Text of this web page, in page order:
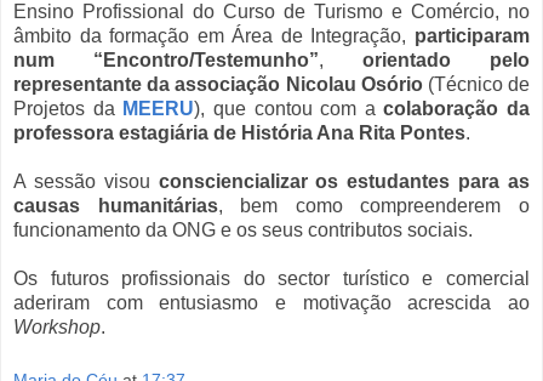
Ensino Profissional do Curso de Turismo e Comércio, no
âmbito da formação em Área de Integração, participaram
num “Encontro/Testemunho”, orientado pelo
representante da associação Nicolau Osório(Técnico de
Projetos da MEERU), que contou com acolaboração da
professora estagiária de História Ana Rita Pontes.
A sessão visou consciencializar os estudantes para as
causas humanitárias, bem como compreenderem o
funcionamento da ONG e os seus contributos sociais.
Os futuros profissionais do sector turístico e comercial
aderiram com entusiasmo e motivação acrescida ao
Workshop.